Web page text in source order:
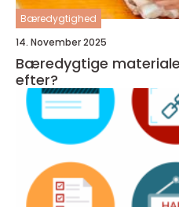
Bæredygtighed
14. November 2025
Bæredygtige
efter?